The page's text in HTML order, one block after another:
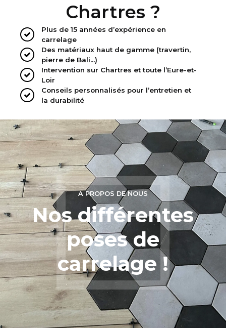
Chartres ?
Plus de 15 années d’expérience en
carrelage
Des matériaux haut de gamme (travertin,
pierre de Bali…)
Intervention sur Chartres et toute l’Eure-et-
Loir
Conseils personnalisés pour l’entretien et
la durabilité
A PROPOS DE NOUS
Nos différentes
poses de
carrelage !